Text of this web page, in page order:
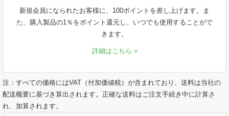
新規会員になられたお客様に、100ポイントを差し上げます。ま
た、購入製品の1％をポイント還元し、いつでも使用することがで
きます。
詳細はこちら »
注：すべての価格にはVAT（付加価値税）が含まれており、送料は当社の
配送概要に基づき算出されます。正確な送料はご注文手続き中に計算さ
れ、加算されます。